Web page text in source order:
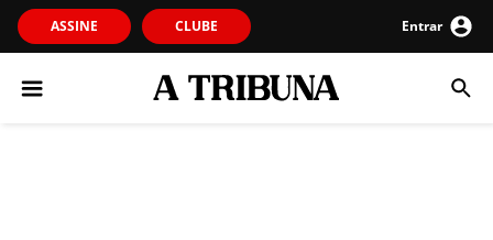
ASSINE CLUBE Entrar